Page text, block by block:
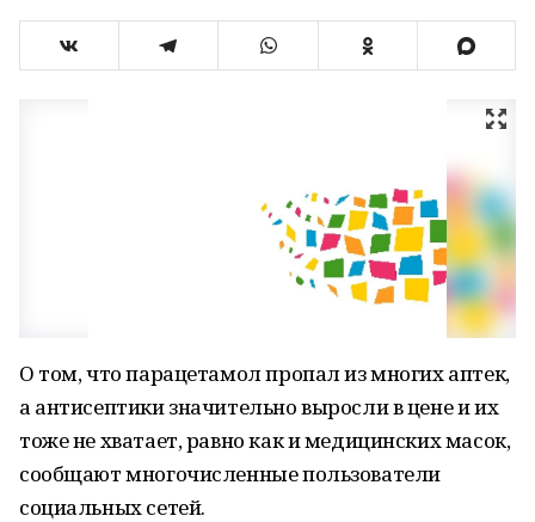
О том, что парацетамол пропал из многих аптек,
а антисептики значительно выросли в цене и их
тоже не хватает, равно как и медицинских масок,
сообщают многочисленные пользователи
социальных сетей.